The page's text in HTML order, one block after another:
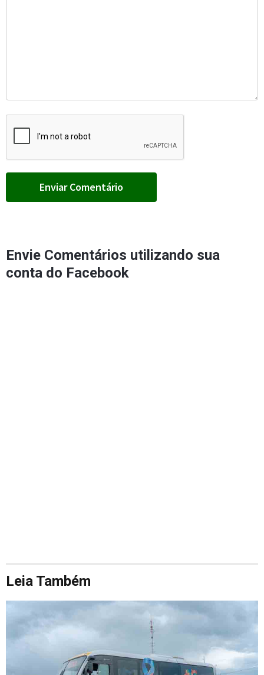
Envie Comentários utilizando sua
conta do Facebook
Leia Também